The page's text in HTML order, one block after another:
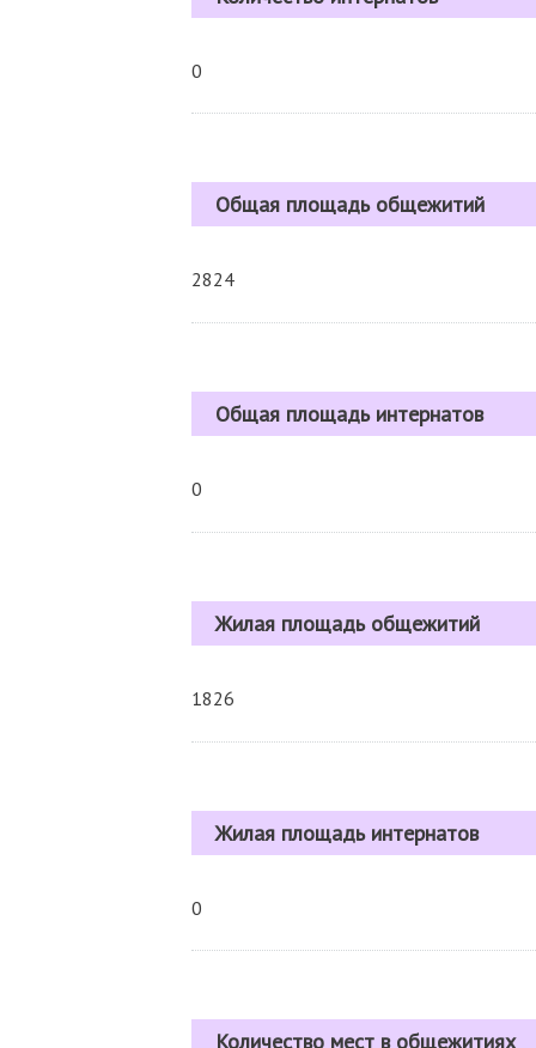
0
Общая площадь общежитий
2824
Общая площадь интернатов
0
Жилая площадь общежитий
1826
Жилая площадь интернатов
0
Количество мест в общежитиях